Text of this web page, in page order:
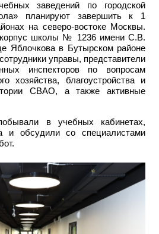
заведений по городской
планируют завершить к 1
на северо-востоке Москвы.
школы № 1236 имени С.В.
Яблочкова в Бутырском районе
управы, представители
инспекторов по вопросам
хозяйства, благоустройства и
СВАО, а также активные
в учебных кабинетах,
и обсудили со специалистами